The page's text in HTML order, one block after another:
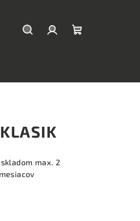
max. 2